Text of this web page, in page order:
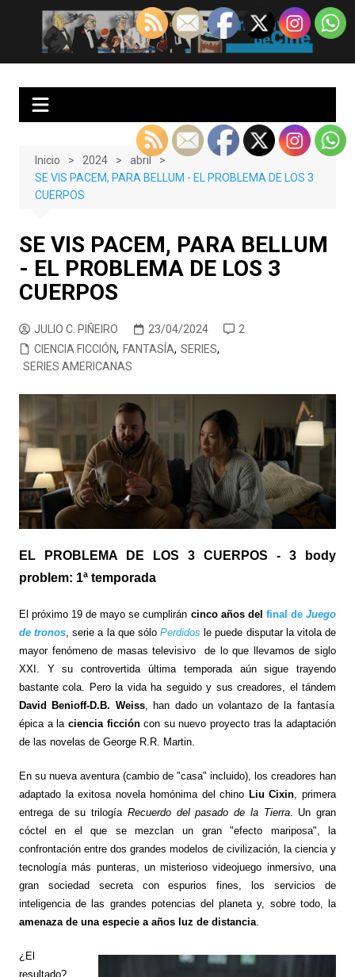
contenido
EnClave de Cine
Crítica cinematográfica y audiovisual. Punto de encuentro para los
Inicio 2024
abril
SE VIS PACEM, PARA BELLUM - EL PROBLEMA DE LOS 3
CUERPOS
SE VIS PACEM, PARA BELLUM
- EL PROBLEMA DE LOS 3
CUERPOS
JULIO C. PIÑEIRO 23/04/2024
2
CIENCIA FICCIÓN, FANTASÍA, SERIES,
SERIES AMERICANAS
EL PROBLEMA DE LOS 3 CUERPOS - 3 body
problem: 1ª temporada
El próximo 19 de mayo se cumplirán cinco años del final deJuego
de tronos, serie a la que sóloPerdidos le puede disputar la vitola de
mayor fenómeno de masas televisivo de lo que llevamos de siglo
XXI. Y su controvertida última temporada aún sigue trayendo
bastante cola. Pero la vida ha seguido y sus creadores, el tándem
David Benioff-D.B. Weiss, han dado un volantazo de la fantasía
épica a la ciencia ficcióncon su nuevo proyecto tras la adaptación
de las novelas de George R.R. Martin.
En su nueva aventura (cambio de "casa" incluido), los creadores han
adaptado la exitosa novela homónima del chino Liu Cixin, primera
entrega de su trilogía Recuerdo del pasado de la Tierra. Un gran
cóctel en el que se mezclan un gran "efecto mariposa", la
confrontación entre dos grandes modelos de civilización, la ciencia y
tecnología más punteras, un misterioso videojuego inmersivo, una
gran sociedad secreta con espurios fines, los servicios de
inteligencia de las grandes potencias del planeta y, sobre todo, la
amenaza de una especie a años luz de distancia.
¿El
resultado?